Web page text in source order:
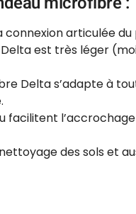
articulée
est très léger
Delta s’adapte à
facilitent
des sols et